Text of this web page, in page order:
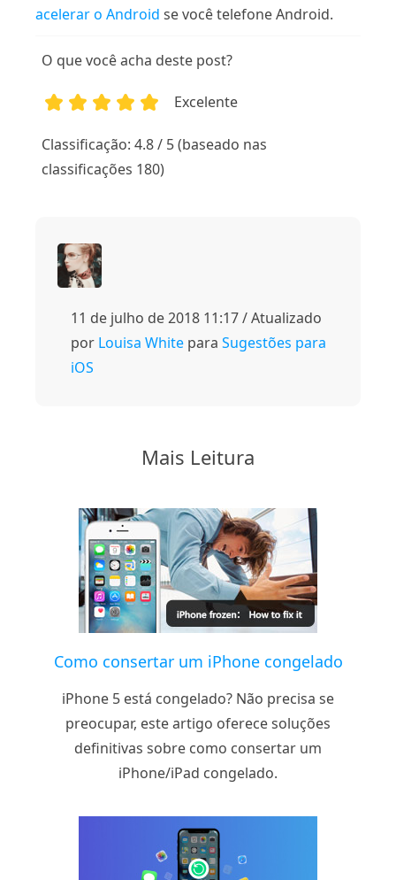
acelerar o Android se você telefone Android.
O que você acha deste post?
Excelente
Classificação: 4.8 / 5 (baseado nas
classificações 180)
11 de julho de 2018 11:17 / Atualizado
por Louisa White para Sugestões para
iOS
Mais Leitura
Como consertar um iPhone congelado
iPhone 5 está congelado? Não precisa se
preocupar, este artigo oferece soluções
definitivas sobre como consertar um
iPhone/iPad congelado.